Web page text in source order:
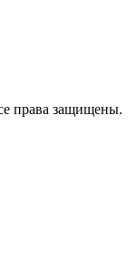
права защищены.